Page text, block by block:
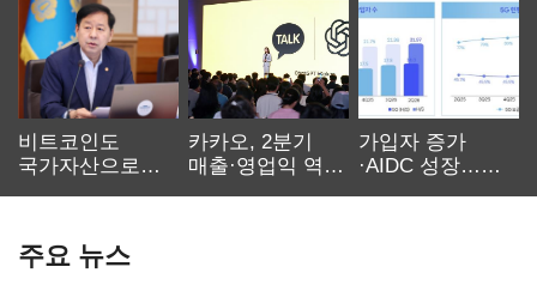
비트코인도
국가자산으로…'
카카오, 2분기
매출·영업익 역대
가입자 증가
·AIDC 성장…
주요 뉴스